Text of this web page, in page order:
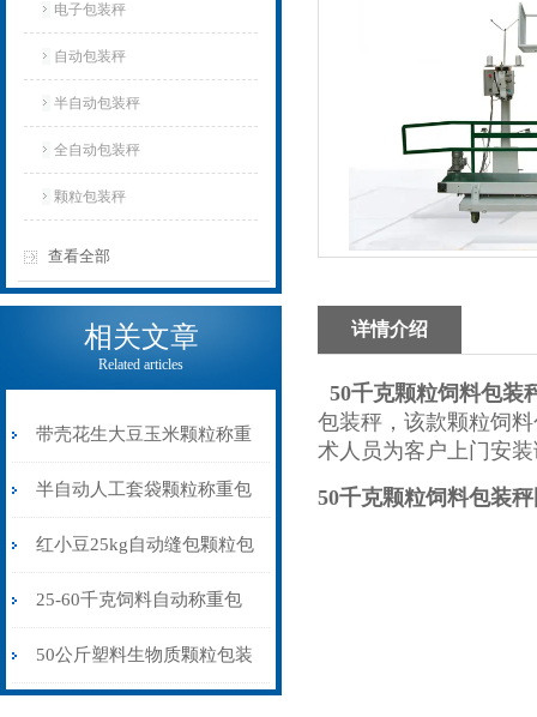
电子包装秤
自动包装秤
半自动包装秤
全自动包装秤
颗粒包装秤
查看全部
相关文章
Related articles
带壳花生大豆玉米颗粒称重
包装秤纯电动价格
半自动人工套袋颗粒称重包
装秤20-60公斤
红小豆25kg自动缝包颗粒包
装秤厂家
25-60千克饲料自动称重包
装秤皮带输送式
50公斤塑料生物质颗粒包装
详情介绍
50千克颗粒饲料包装
包装秤，该款颗粒饲
术人员为客户上门安
50千克颗粒饲料包装秤